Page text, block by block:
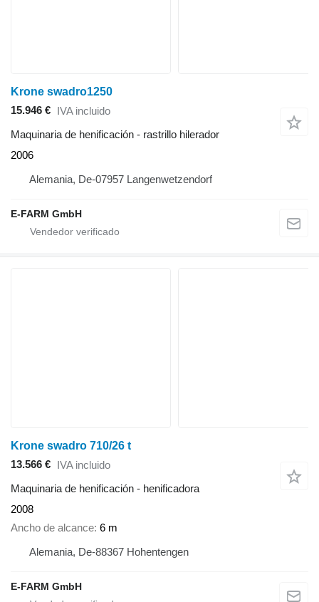
Krone swadro1250
15.946 € IVA incluido
Maquinaria de henificación - rastrillo hilerador
2006
Alemania, De-07957 Langenwetzendorf
E-FARM GmbH
Krone swadro 710/26 t
13.566 € IVA incluido
Maquinaria de henificación - henificadora
2008
Ancho de alcance 6 m
Alemania, De-88367 Hohentengen
E-FARM GmbH